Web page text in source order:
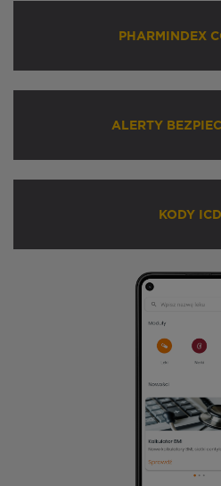
PHARMINDEX
ALERTY
KODY